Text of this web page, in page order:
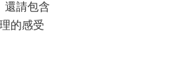
還請包含
的感受